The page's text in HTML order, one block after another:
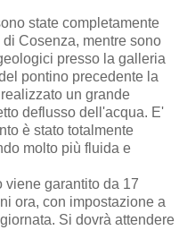
state completamente
Cosenza, mentre sono
presso la galleria
pontino precedente la
un grande
deflusso dell'acqua. E'
è stato totalmente
molto più fluida e
viene garantito da 17
ora, con impostazione a
Si dovrà attendere